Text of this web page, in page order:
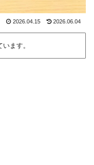
2026.04.15 2026.06.04
ます。